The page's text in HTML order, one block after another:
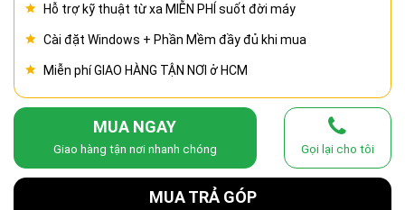
Hỗ trợ kỹ thuật từ xa MIỄN PHÍ suốt đời máy
Cài đặt Windows + Phần Mềm đầy đủ khi mua
Miễn phí GIAO HÀNG TẬN NƠI ở HCM
MUA NGAY
Giao hàng tận nơi nhanh chóng Gọi lại cho tôi
MUA TRẢ GÓP